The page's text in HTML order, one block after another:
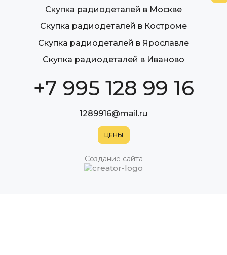
Скупка радиодеталей в Москве
Скупка радиодеталей в Костроме
Скупка радиодеталей в Ярославле
Скупка радиодеталей в Иваново
+7 995 128 99 16
1289916@mail.ru
Создание сайта